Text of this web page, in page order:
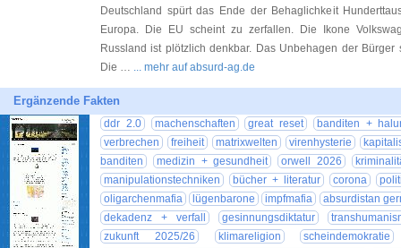
Deutschland spürt das Ende der Behaglichkeit
Europa. Die EU scheint zu zerfallen. Die Ikone
Russland ist plötzlich denkbar. Das Unbehagen der
Die … ... mehr auf absurd-ag.de
Ergänzende Fakten
ddr 2.0 machenschaften great reset
banditen +
verbrechen
freiheit matrixwelten virenhysterie
banditen
medizin + gesundheit orwell 2026
manipulationstechniken
bücher + literatur corona
oligarchenmafia
lügenbarone impfmafia
absurdistan
dekadenz + verfall
gesinnungsdiktatur
zukunft 2025/26
klimareligion
scheindemokratie